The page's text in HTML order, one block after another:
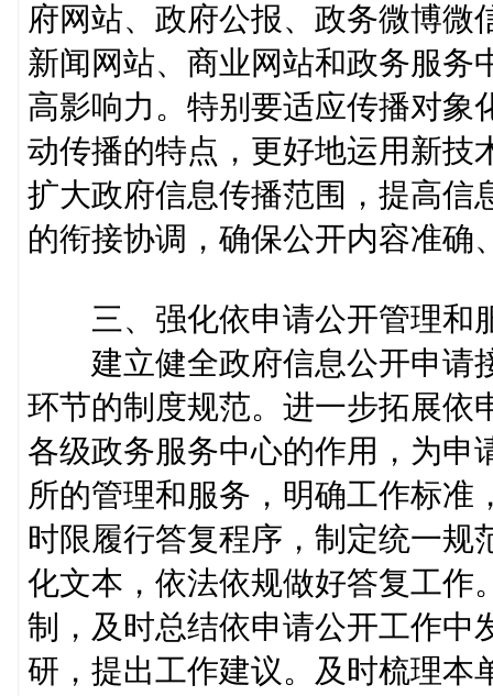
府网站、政府公报、政务微博微
新闻网站、商业网站和政务服务
高影响力。特别要适应传播对象
动传播的特点，更好地运用新技
扩大政府信息传播范围，提高信
的衔接协调，确保公开内容准确
三、强化依申请公开管理和
建立健全政府信息公开申请
环节的制度规范。进一步拓展依
各级政务服务中心的作用，为申
所的管理和服务，明确工作标准
时限履行答复程序，制定统一规
化文本，依法依规做好答复工作
制，及时总结依申请公开工作中
研，提出工作建议。及时梳理本